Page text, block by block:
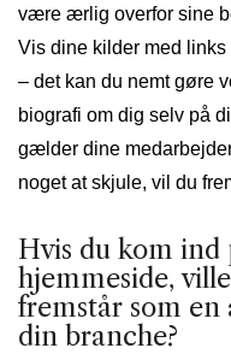
være ærlig overfor sine
Vis dine kilder med
– det kan du nemt gøre
biografi om dig selv på
gælder dine
noget at skjule, vil du
Hvis du kom ind
hjemmeside,
fremstår som
din branche?